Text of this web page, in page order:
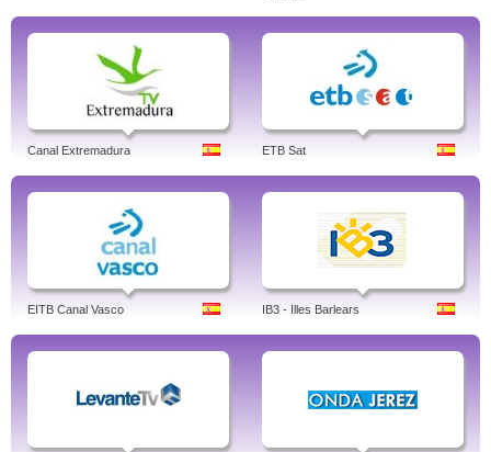
Canal Extremadura ETB Sat
EITB Canal Vasco IB3 - Illes Barlears